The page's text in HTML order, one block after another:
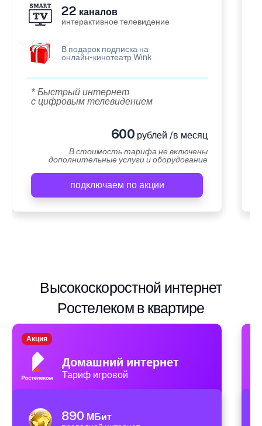
22 каналов
интерактивное телевидение
В подарок подписка на
онлайн-кинотеатр Wink
* Быстрый интернет
с цифровым телевидением
600 рублей /в месяц
В стоимость тарифа не включены
дополнительные услуги и оборудование
подключаем по акции
Высокоскоростной интернет
Ростелеком в квартире
Домашний интернет
Тариф игровой
Акция
890 МБит